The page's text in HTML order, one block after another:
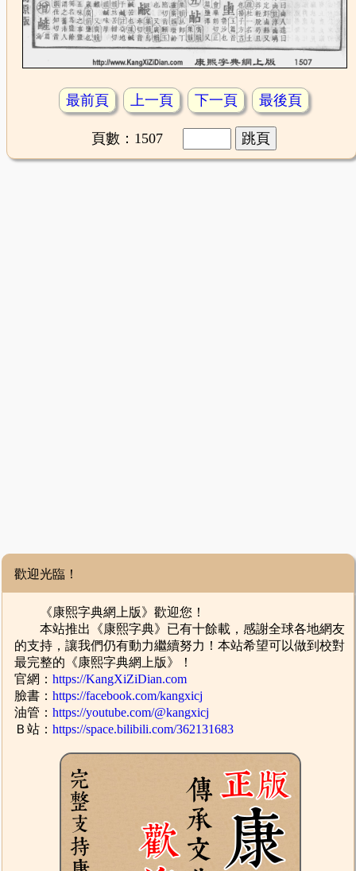
最前頁 上一頁 下一頁 最後頁
頁數：1507
歡迎光臨！
《康熙字典網上版》歡迎您！
本站推出《康熙字典》已有十餘載，感謝全球各地網友
的支持，讓我們仍有動力繼續努力！本站希望可以做到校對
最完整的《康熙字典網上版》！
官網：https://KangXiZiDian.com
臉書：https://facebook.com/kangxicj
油管：https://youtube.com/@kangxicj
Ｂ站：https://space.bilibili.com/362131683